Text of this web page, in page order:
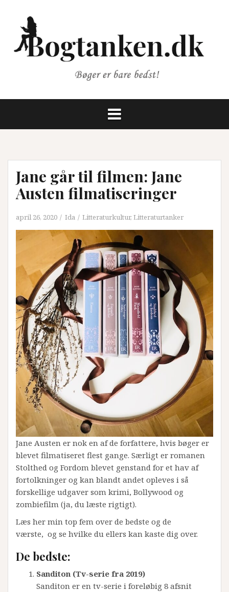
indhold
Jane går til filmen: Jane
Austen filmatiseringer
april 26, 2020 Ida Litteraturkultur, Litteraturtanker
Jane Austen er nok en af de forfattere, hvis bøger er
blevet filmatiseret flest gange. Særligt er romanen
Stolthed og Fordom blevet genstand for et hav af
fortolkninger og kan blandt andet opleves i så
forskellige udgaver som krimi, Bollywood og
zombiefilm (ja, du læste rigtigt).
Læs her min top fem over de bedste og de
værste, og se hvilke du ellers kan kaste dig over.
De bedste:
Sanditon (Tv-serie fra 2019)
Sanditon er en tv-serie i foreløbig 8 afsnit